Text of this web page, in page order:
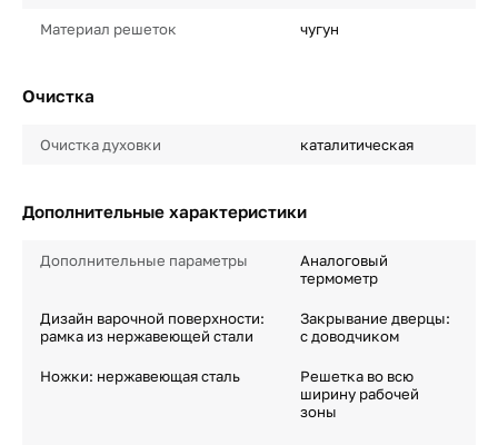
Материал решеток чугун
Очистка
Очистка духовки каталитическая
Дополнительные характеристики
Дополнительные параметры
Аналоговый
термометр
Дизайн варочной поверхности:
рамка из нержавеющей стали
Закрывание дверцы:
с доводчиком
Ножки: нержавеющая сталь
Решетка во всю
ширину рабочей
зоны